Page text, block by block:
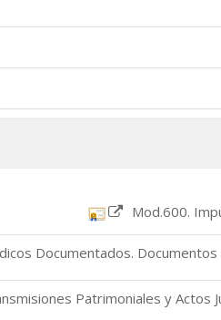
Mod.600.
Documentados.
Patrimoniales y Actos